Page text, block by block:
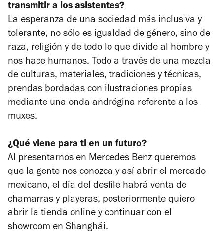
transmitir a los asistentes?
La esperanza de una sociedad más inclusiva y
tolerante, no sólo es igualdad de género, sino de
raza, religión y de todo lo que divide al hombre y
nos hace humanos. Todo a través de una mezcla
de culturas, materiales, tradiciones y técnicas,
prendas bordadas con ilustraciones propias
mediante una onda andrógina referente a los
muxes.
¿Qué viene para ti en un futuro?
Al presentarnos en Mercedes Benz queremos
que la gente nos conozca y así abrir el mercado
mexicano, el día del desfile habrá venta de
chamarras y playeras, posteriormente quiero
abrir la tienda online y continuar con el
showroom en Shanghái.